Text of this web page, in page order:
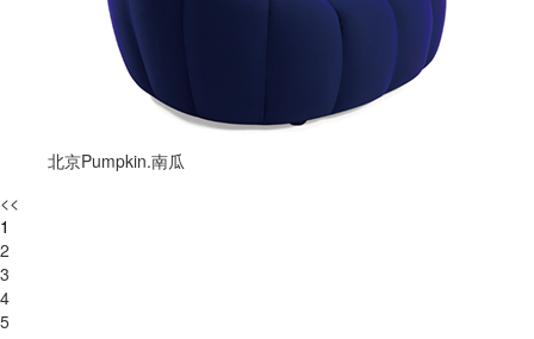
北京Pumpkin.南瓜
<<
1
2
3
4
5